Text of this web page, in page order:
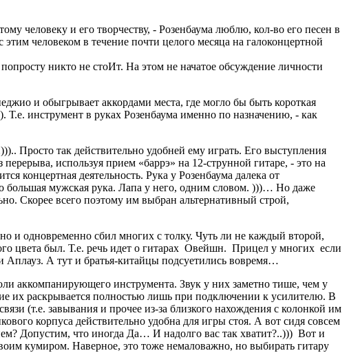
человеку и его творчеству, - Розенбаума люблю, кол-во его песен в
этим человеком в течение почти целого месяца на галоконцертной
попросту никто не стоИт. На этом не начатое обсуждение личности
и обыгрывает аккордами места, где могло бы быть короткая
инструмент в руках Розенбаума именно по назначению, - как
Просто так действительно удобней ему играть. Его выступления
используя прием «баррэ» на 12-струнной гитаре, - это на
концертная деятельность. Рука у Розенбаума далека от
мужская рука. Лапа у него, одним словом. )))… Но даже
Скорее всего поэтому им выбран альтернативный строй,
и одновременно сбил многих с толку. Чуть ли не каждый второй,
цвета был. Т.е. речь идет о гитарах Овейшн. Прицел у многих если
Аплауз. А тут и братья-китайцы подсуетились вовремя…
аккомпанирующего инструмента. Звук у них заметно тише, чем у
их раскрывается полностью лишь при подключении к усилителю. В
(т.е. завывания и прочее из-за близкого нахождения с колонкой им
корпуса действительно удобна для игры стоя. А вот сидя совсем
Допустим, что иногда Да… И надолго вас так хватит?..))) Вот и
кумиром. Наверное, это тоже немаловажно, но выбирать гитару